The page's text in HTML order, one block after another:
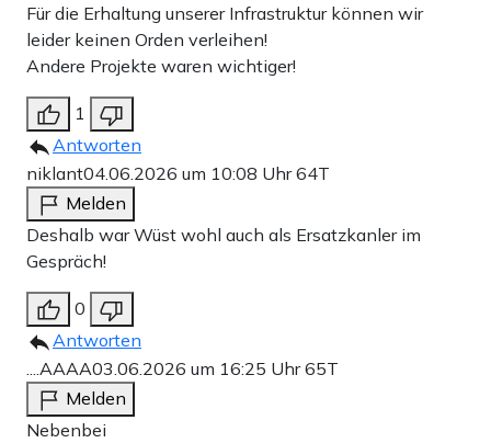
Für die Erhaltung unserer Infrastruktur können wir
leider keinen Orden verleihen!
Andere Projekte waren wichtiger!
1
Antworten
niklant04.06.2026 um 10:08 Uhr64T
Melden
Deshalb war Wüst wohl auch als Ersatzkanler im
Gespräch!
0
Antworten
....AAAA03.06.2026 um 16:25 Uhr65T
Melden
Nebenbei